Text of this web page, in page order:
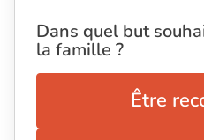
Dans quel but
la famille ?
Être